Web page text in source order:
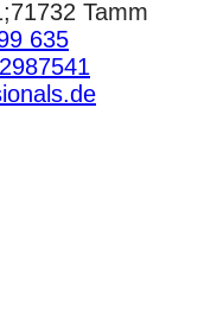
Tamm
635